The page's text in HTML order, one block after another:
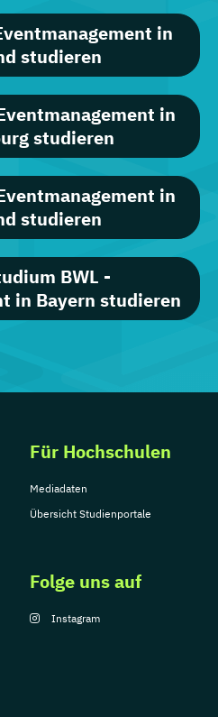
in
studieren
in
studieren
in
studieren
BWL -
in Bayern studieren
Für Hochschulen
Mediadaten
Übersicht Studienportale
Folge uns auf
Instagram